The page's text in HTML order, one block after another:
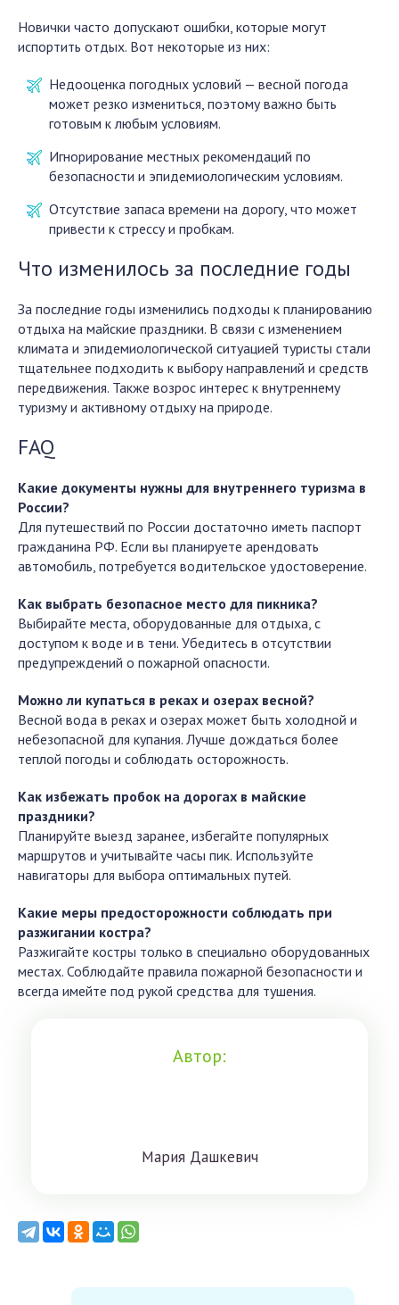
Новички часто допускают ошибки, которые могут
испортить отдых. Вот некоторые из них:
Недооценка погодных условий — весной погода
может резко измениться, поэтому важно быть
готовым к любым условиям.
Игнорирование местных рекомендаций по
безопасности и эпидемиологическим условиям.
Отсутствие запаса времени на дорогу, что может
привести к стрессу и пробкам.
Что изменилось за последние годы
За последние годы изменились подходы к планированию
отдыха на майские праздники. В связи с изменением
климата и эпидемиологической ситуацией туристы стали
тщательнее подходить к выбору направлений и средств
передвижения. Также возрос интерес к внутреннему
туризму и активному отдыху на природе.
FAQ
Какие документы нужны для внутреннего туризма в
России?
Для путешествий по России достаточно иметь паспорт
гражданина РФ. Если вы планируете арендовать
автомобиль, потребуется водительское удостоверение.
Как выбрать безопасное место для пикника?
Выбирайте места, оборудованные для отдыха, с
доступом к воде и в тени. Убедитесь в отсутствии
предупреждений о пожарной опасности.
Можно ли купаться в реках и озерах весной?
Весной вода в реках и озерах может быть холодной и
небезопасной для купания. Лучше дождаться более
теплой погоды и соблюдать осторожность.
Как избежать пробок на дорогах в майские
праздники?
Планируйте выезд заранее, избегайте популярных
маршрутов и учитывайте часы пик. Используйте
навигаторы для выбора оптимальных путей.
Какие меры предосторожности соблюдать при
разжигании костра?
Разжигайте костры только в специально оборудованных
местах. Соблюдайте правила пожарной безопасности и
всегда имейте под рукой средства для тушения.
Автор:
Мaрия Дaшкeвич